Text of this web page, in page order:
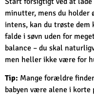
minutter, mens du holder
intens, kan du trøste dem
falde i søvn uden for
balance – du skal
men heller ikke være for
Tip: Mange forældre
babyen være alene i korte